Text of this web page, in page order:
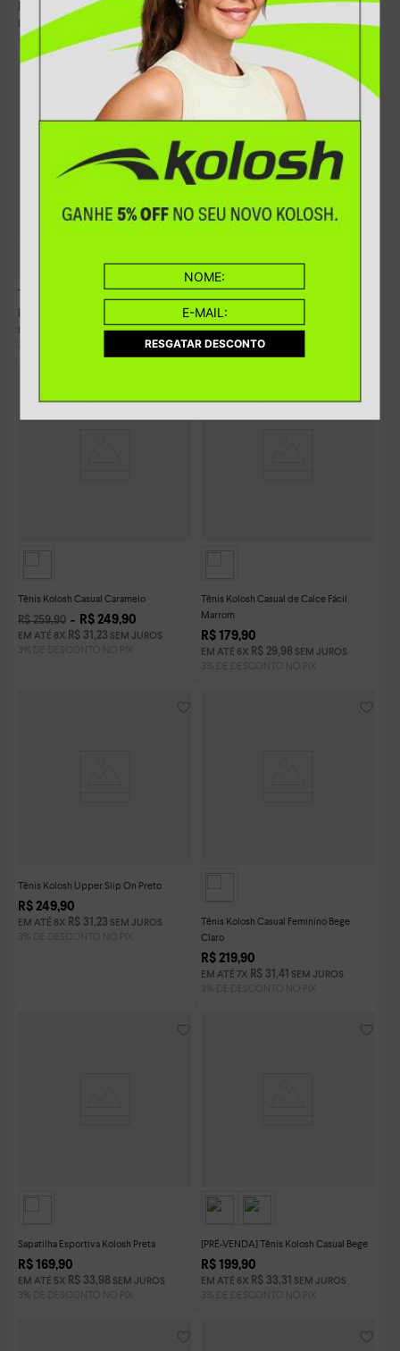
RESGATAR DESCONTO
R$ 90 R$
EM ATÉ8 23SEM JUROS
4%
Tênis Kolosh Casual Rosa
R$
23SEM JUROS
4%
Tênis Kolosh Casual Rosa
R$ 259
EM ATÉ8XR$ 31,23SEM JUROS
-4%
Tênis Kolosh Casual Caramelo
R$ 259,90 R$ 249,90
EM ATÉ 8 X R$ 31 ,23 SEM JUROS
Tênis Kolosh Casual de Calce Fácil
Marrom
R$ 179,90
EM ATÉ 6X R$ 29,98 SEM JUROS
Tênis Kolosh Upper Slip On Preto
R$ 249,90
EM ATÉ 8 X R$ 31 ,23 SEM JUROS
Tênis Kolosh Casual Feminino Bege
Claro
R$ 219,90
EM ATÉ 7X R$ 31 ,41 SEM JUROS
Sapatilha Esportiva Kolosh Preta
R$ 169,90
EM ATÉ 5 X R$ 33,98 SEM JUROS
[PRÉ-VENDA] Tênis Kolosh Casual Bege
R$ 199,90
EM ATÉ 6X R$ 33,31 SEM JUROS